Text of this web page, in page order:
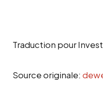
Traduction pour
Source originale: de